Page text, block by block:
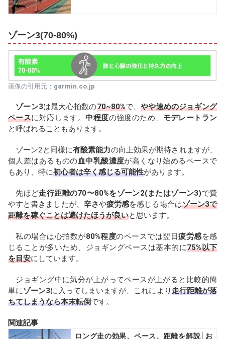
ゾーン3(70-80%)
画像の引用元： garmin.co.jp
ゾーン3は最大心拍数の70~80%で、やや速めのジョギング
ペースに対応します。中程度の強度のため、 モデレートラン
と呼ばれることもあります。
ゾーン2と同様に有酸素能力の向上効果が期待されますが、
個人差はあるものの血中乳酸濃度が高くなり始めるペースで
もあり、特に初心者は辛く感じる可能性があります。
先ほど走行距離の70〜80%をゾーン2(またはゾーン3)で費
やすと書きましたが、 辛さや疲労感を感じる場合はゾーン3で
距離を稼ぐことは避けたほうが良いと思います。
私の場合は心拍数が80%程度のペースでは翌日疲労感を感
じることが多いため、ジョギングペースは基本的に75%以下
を目安にしています。
ジョギング中に気分が上がってペースが上がると比較的簡
単にゾーン3に入ってしまいますが、これにより走行距離が落
ちてしまうなら本末転倒です。
関連記事
ロング走の効果、ペース、距離を解説│お